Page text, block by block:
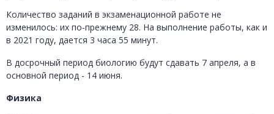
Количество заданий в экзаменационной работе не
изменилось: их по-прежнему 28. На выполнение работы, как и
в 2021 году, дается 3 часа 55 минут.
В досрочный период биологию будут сдавать 7 апреля, а в
основной период - 14 июня.
Физика